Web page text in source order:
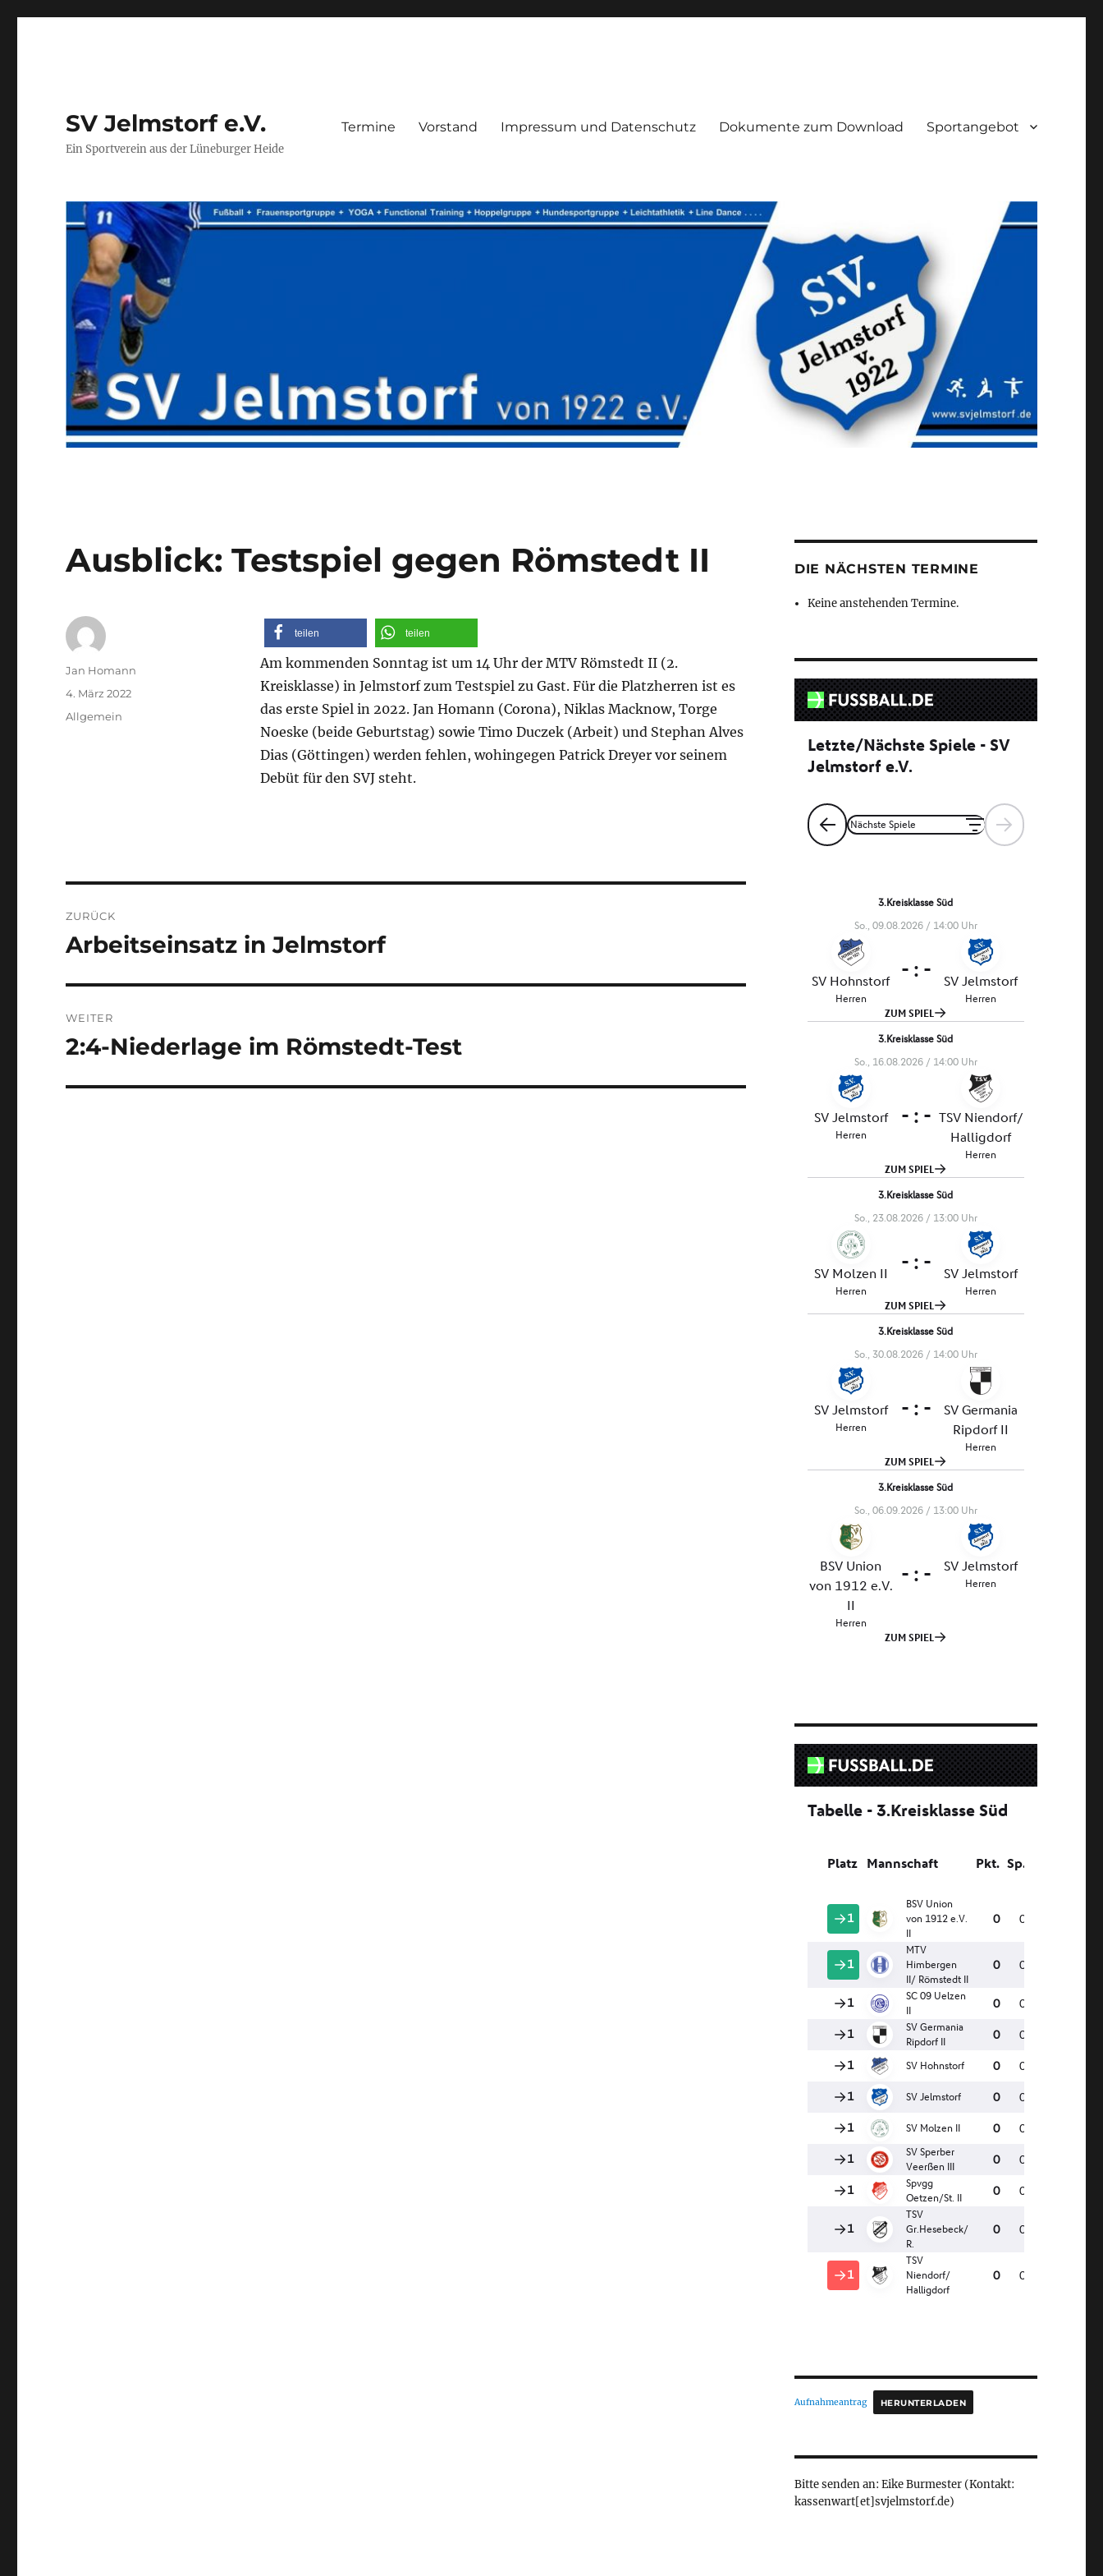
SV Jelmstorf e.V.
Ein Sportverein aus der Lüneburger Heide
Termine Vorstand Impressum und Datenschutz Dokumente zum Download Sportangebot
Ausblick: Testspiel gegen Römstedt II
teilen teilen
Am kommenden Sonntag ist um 14 Uhr der MTV Römstedt II (2.
Kreisklasse) in Jelmstorf zum Testspiel zu Gast. Für die Platzherren ist es
das erste Spiel in 2022. Jan Homann (Corona), Niklas Macknow, Torge
Noeske (beide Geburtstag) sowie Timo Duczek (Arbeit) und Stephan Alves
Dias (Göttingen) werden fehlen, wohingegen Patrick Dreyer vor seinem
Debüt für den SVJ steht.
Autor
Jan Homann
Veröffentlicht
am
4. März 2022
Kategorien
Allgemein
ZURÜCK
Vorheriger
Arbeitseinsatz in Jelmstorf
WEITER
Nächster
2:4-Niederlage im Römstedt-Test
DIE NÄCHSTEN TERMINE
Keine anstehenden Termine.
Aufnahmeantrag HERUNTERLADEN
Bitte senden an: Eike Burmester (Kontakt:
kassenwart[et]svjelmstorf.de)